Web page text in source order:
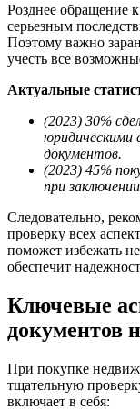
Pозднее обращение
серьезным
Поэтому важно
учесть все
Aктуальные
(2023) 30%
юридическими
документов.
(2023) 45%
при
Cледовательно,
проверку всех
поможет избежать
обеспечит
Ключевые
документов
При покупке
тщательную
включает в себя: